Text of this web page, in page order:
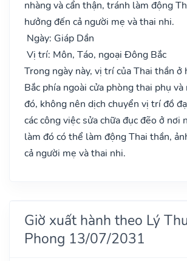
nhàng và cẩn thận, tránh làm động
hưởng đến cả người mẹ và thai nhi.
Ngày: Giáp Dần
Vị trí: Môn, Táo, ngoại Đông Bắc
Trong ngày này, vị trí của Thai thần
Bắc phía ngoài cửa phòng thai phụ
đó, không nên dịch chuyển vị trí đồ
các công việc sửa chữa đục đẽo ở nơi
làm đó có thể làm động Thai thần,
cả người mẹ và thai nhi.
Giờ xuất hành theo Lý
Phong 13/07/2031